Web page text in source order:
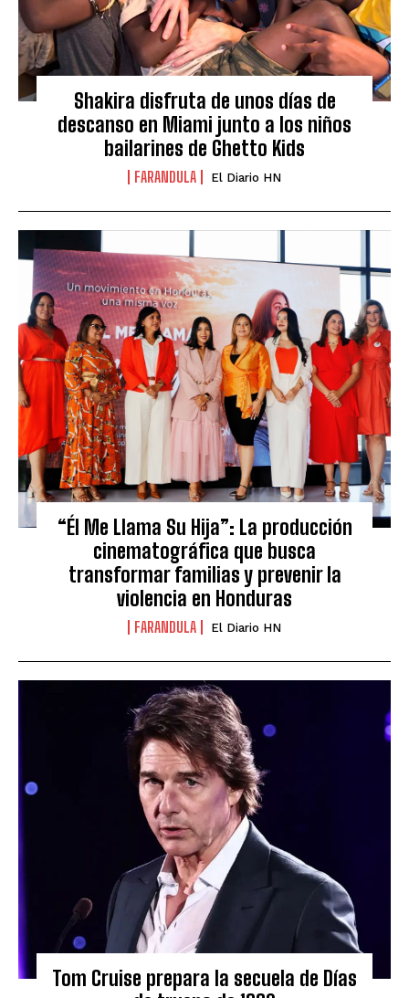
Shakira disfruta de unos días de
descanso en Miami junto a los niños
bailarines de Ghetto Kids
FARANDULA El Diario HN
“Él Me Llama Su Hija”: La producción
cinematográfica que busca
transformar familias y prevenir la
violencia en Honduras
FARANDULA El Diario HN
Tom Cruise prepara la secuela de Días